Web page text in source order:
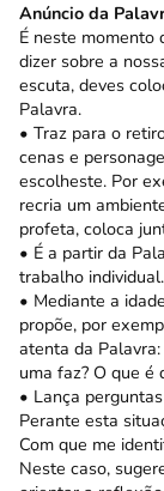
Anúncio da
É neste momento
dizer sobre a
escuta, deves
Palavra.
• Traz para o
cenas e
escolheste. Por
recria um
profeta, coloca
• É a partir da
trabalho individual.
• Mediante a
propõe, por
atenta da
uma faz? O que é
• Lança
Perante esta
Com que me
Neste caso,